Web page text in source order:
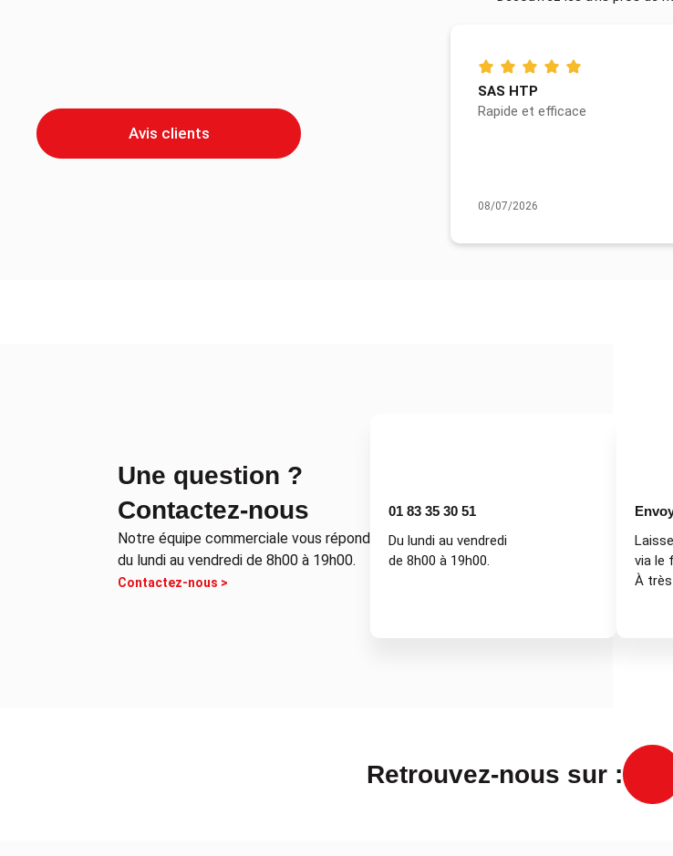
Avis clients
SAS HTP
Rapide et efficace
08/07/2026
Une question ?
Contactez-nous
Notre équipe commerciale vous répond
du lundi au vendredi de 8h00 à 19h00.
Contactez-nous >
01 83 35 30 51
Du lundi au vendredi
de 8h00 à 19h00.
via le
À
Retrouvez-nous sur :